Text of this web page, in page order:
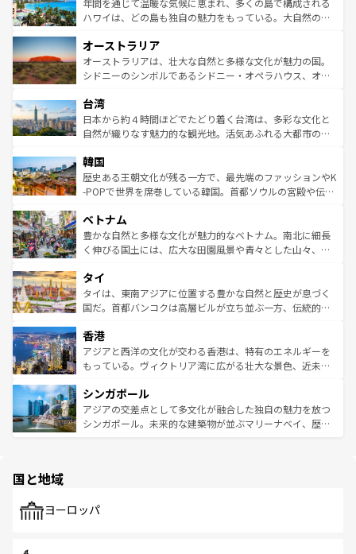
西部には大自然が広がり、グランドキャニオンやイエロー
部のニューオーリンズでは、音楽と美食が融合した独特の
文化が魅力。旅行者はアメリカの各地域で異なる魅力を楽
しみながら、その多様性と豊かな歴史を感じることができ
ならではの贅沢な旅のスタイルだ。 なお、新着のアメリカ
情報はコンテンツ一覧を参照してほしい。
年間を通じて温暖な気候に恵まれ、多くの島で構成される
ハワイは、どの島も独自の魅力をもっている。大自然の神
ワイ島は見逃せない。また、定番の観光地といえばオアフ
島だが、静かな自然を求めるならマウイ島やカウアイ島が
おすすめ。エメラルドグリーンに輝く海をはじめ、豊かな
れるおもてなしの心で訪れる人々を迎えてくれるハワイの
人々、おいしいローカルフードやハワイアンミュージッ
ク、伝統的なフラダンスなど、すべてがハワイの魅力を彩
ワイを、存分に味わってほしい。 なお、新着のハワイ情報
はコンテンツ一覧を参照してほしい。
オーストラリア
オーストラリアは、壮大な自然と多様な文化が魅力の国。
シドニーのシンボルであるシドニー・オペラハウス、オー
リアリーフや大陸中央部にそびえるウルル（エアーズロッ
ク）、タスマニアの美しい原生林やケアンズの熱帯雨林な
ど、見どころがたくさん。また、カフェやワイン、オージ
いる。アクティビティも充実しており、サーフィンやダイ
ビング、ハイキングなど、アウトドア好きにはたまらな
い。オーストラリアの多彩な魅力を存分に味わいつくそ
参照してほしい。
台湾
日本から約４時間ほどでたどり着く台湾は、多彩な文化と
自然が織りなす魅力的な観光地。活気あふれる大都市の台
ン）、静ひつな山岳地帯である台湾東部など、都市の喧騒
と山間の静けさが共存しており、訪れる人に新しい発見と
驚きをもたらしてくれる。また、奥深い台湾の食文化も魅
容にもいいと評判のスイーツなど、バラエティ豊かな料理
が味わえる。 なお、新着の台湾情報は コンテンツ一覧を参
照してほしい。
韓国
歴史ある王朝文化が残る一方で、最先端のファッションやK
-POPで世界を席巻している韓国。首都ソウルの宮殿や伝統
き、地方に足を延ばせば四季折々の自然美を楽しむことが
できる。そして、キムチや焼肉、絶品のストリートフード
まで、さまざまな韓国料理が待っている。夜には、韓国な
リティに包まれながら、韓国の多彩な魅力を心ゆくまで味
わってみてほしい。 なお、新着の韓国情報はコンテンツ一
覧を参照してほしい。
ベトナム
豊かな自然と多様な文化が魅力的なベトナム。南北に細長
く伸びる国土には、広大な田園風景や青々とした山々、世
急速な発展と共に伝統が息づく。ハノイの古い町並みやホ
ーチミン市のフランス統治時代の建物も、独特の雰囲気を
醸し出している。また、バラエティの豊かさとおいしさで
とつ。フォーやバインミー、ベトナムコーヒーなどは、ぜ
ひ現地で味わいたい。どの地域を訪れてもあたたかい人々
が旅行者を迎えてくれるので、きっと忘れられない旅にな
参照してほしい。
タイ
タイは、東南アジアに位置する豊かな自然と歴史が息づく
国だ。首都バンコクは高層ビルが立ち並ぶ一方、伝統的な
の活気が交差している。北部ではチェンマイなどの山岳地
帯で自然と触れ合い、南部ではプーケットやクラビの美し
いビーチでリゾート気分を楽しむことができる。タイ料理
激する。気候は一年中温暖で、どの季節にも異なる楽しみ
が待っている。親しみやすいタイの人々、仏教を中心とし
た文化、そして多様な観光資源が、訪れる旅人を魅了し続
香港
アジアと西洋の文化が交わる香港は、特有のエネルギーを
もっている。ヴィクトリア湾に広がる壮大な景色、近未来
み、どこを訪れても感動するはず。観光スポットが密集し
ており、効率よく見どころを回れるのも魅力。息をのむよ
うな絶景から文化的な体験まで、香港を存分に楽しみ尽く
シンガポール
アジアの交差点として多文化が融合した独自の魅力を放つ
シンガポール。未来的な建築物が並ぶマリーナベイ、歴史
で、ホーカーズは地元の風情を楽しめる外せないスポット
国と地域
ヨーロッパ